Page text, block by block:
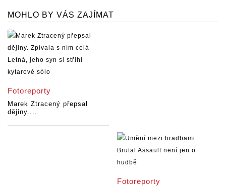
MOHLO BY VÁS ZAJÍMAT
Fotoreporty
Marek Ztracený přepsal
dějiny....
Fotoreporty